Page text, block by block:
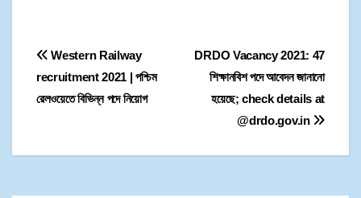
সারা ভারত থেকে গ্রহণ করা
হবে।
DRDO Vacancy 2021: 47
শিক্ষানবিশ পদে আবেদন জানানো
হয়েছে; check details at
@drdo.gov.in
Western Railway
recruitment 2021 | পশ্চিম
রেলওয়েতে বিভিন্ন পদে নিয়োগ